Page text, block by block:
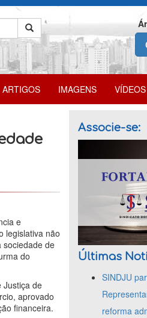
ARTIGOS IMAGENS VÍDEOS
e
legislativa não
sociedade de
do
Justiça de
aprovado
financeira.
Associe-se:
Últimas
SINDJU
reforma